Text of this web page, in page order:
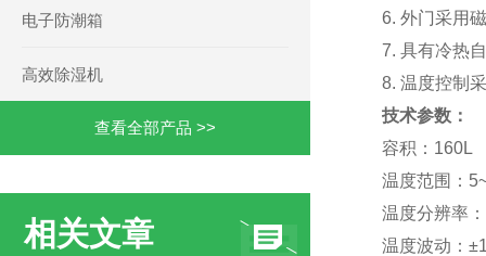
电子防潮箱
高效除湿机
查看全部产品 >>
相关文章
6. 外门采用
7. 具有冷热
8. 温度控制
技术参数：
容积：160L
温度范围：
温度分辨率
温度波动：